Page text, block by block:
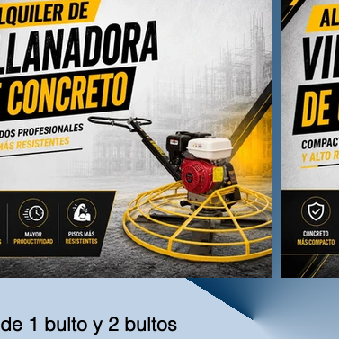
1 bulto y 2 bultos